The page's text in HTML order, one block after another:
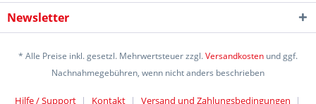
Newsletter
* Alle Preise inkl. gesetzl. Mehrwertsteuer zzgl.Versandkosten und ggf.
Nachnahmegebühren, wenn nicht anders beschrieben
Hilfe / Support Kontakt Versand und Zahlungsbedingungen